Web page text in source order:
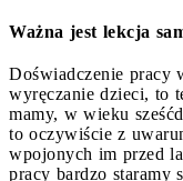
Ważna jest lekcja
Doświadczenie pracy
wyręczanie dzieci, to
mamy, w wieku
to oczywiście z
wpojonych im przed
pracy bardzo staramy